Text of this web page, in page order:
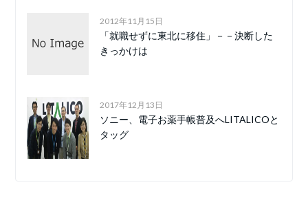
2012年11月15日
「就職せずに東北に移住」－－決断した
きっかけは
2017年12月13日
ソニー、電子お薬手帳普及へLITALICOと
タッグ